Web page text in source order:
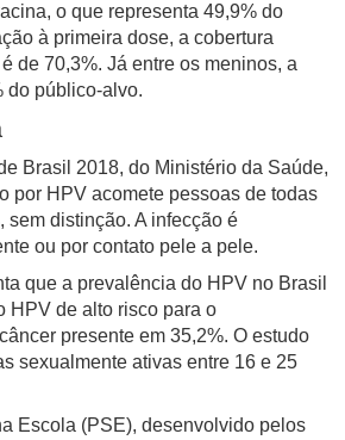
o que representa 49,9% do
à primeira dose, a cobertura
de 70,3%. Já entre os meninos, a
do público-alvo.
Brasil 2018, do Ministério da Saúde,
por HPV acomete pessoas de todas
sem distinção. A infecção é
ou por contato pele a pele.
que a prevalência do HPV no Brasil
HPV de alto risco para o
presente em 35,2%. O estudo
sexualmente ativas entre 16 e 25
Escola (PSE), desenvolvido pelos